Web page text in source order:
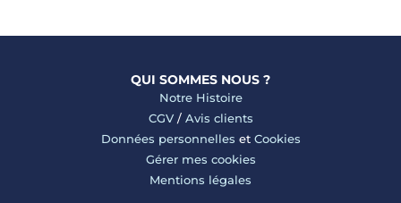
QUI SOMMES NOUS ?
Notre Histoire
CGV/ Avis clients
Données personnelles et Cookies
Gérer mes cookies
Mentions légales